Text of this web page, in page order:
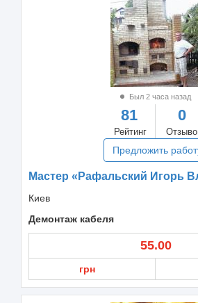
Был 2 часа назад
81
Рейтинг
0
Предложить
Мастер «Рафальский Игорь
Киев
Демонтаж кабеля
55.00
грн